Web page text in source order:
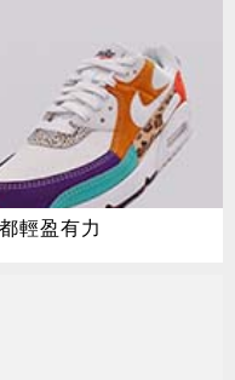
輕盈有力